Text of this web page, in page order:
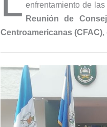
enfrentamiento de
Reunión de
Centroamericanas (CFAC),